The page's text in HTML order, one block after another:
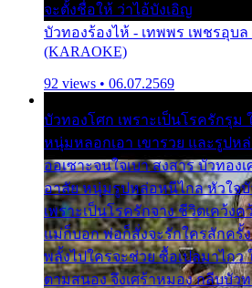
จะตั้งชื่อให้ ว่าไอ้บังเอิญ
บัวทองร้องไห้ - เทพพร เพชรอุบ
(KARAOKE)
92 views • 06.07.2569
บัวทองโศก เพราะเป็นโรครักรุ
หนุ่มหลอกเอา เขารวย และรูปห
ออเซาะจนใจเบา สงสาร บัวทอง
อาลัย หนุ่มรูปหล่อหนีไกล หัวใจบั
เพราะเป็นโรครักจาง ชีวิตเคว้งค
แม่ก็บอก พ่อก็สั่งจะรักใครสักครั้
พลั้งไปใครจะช่วย ซื้อเปลมาไกว
ตามสนอง จึงเศร้าหมอง กลีบบัว